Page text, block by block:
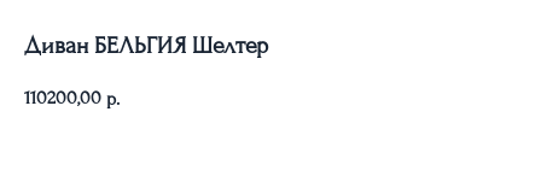
Диван БЕЛЬГИЯ Шелтер
110200,00 р.